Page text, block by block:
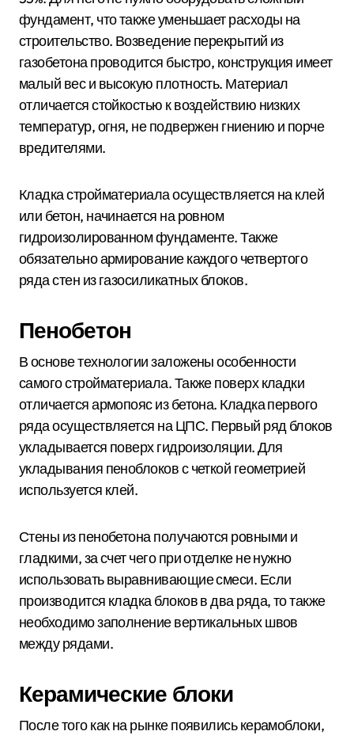
фундамент, что также уменьшает расходы на
строительство. Возведение перекрытий из
газобетона проводится быстро, конструкция имеет
малый вес и высокую плотность. Материал
отличается стойкостью к воздействию низких
температур, огня, не подвержен гниению и порче
вредителями.
Кладка стройматериала осуществляется на клей
или бетон, начинается на ровном
гидроизолированном фундаменте. Также
обязательно армирование каждого четвертого
ряда стен из газосиликатных блоков.
Пенобетон
В основе технологии заложены особенности
самого стройматериала. Также поверх кладки
отличается армопояс из бетона. Кладка первого
ряда осуществляется на ЦПС. Первый ряд блоков
укладывается поверх гидроизоляции. Для
укладывания пеноблоков с четкой геометрией
используется клей.
Стены из пенобетона получаются ровными и
гладкими, за счет чего при отделке не нужно
использовать выравнивающие смеси. Если
производится кладка блоков в два ряда, то также
необходимо заполнение вертикальных швов
между рядами.
Керамические блоки
После того как на рынке появились керамоблоки,